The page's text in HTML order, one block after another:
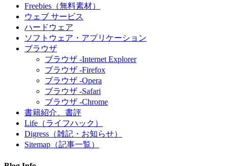
Freebies（無料素材）
ウェブ サービス
ハードウェア
ソフトウェア・アプリケーション
ブラウザ
ブラウザ -Internet Explorer
ブラウザ -Firefox
ブラウザ -Opera
ブラウザ -Safari
ブラウザ -Chrome
書籍紹介、書評
Life（ライフハック）
Digress（雑記・お知らせ）
Sitemap（記事一覧）